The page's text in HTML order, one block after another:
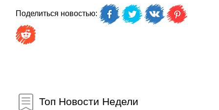
Поделиться новостью:
Топ Новости Недели